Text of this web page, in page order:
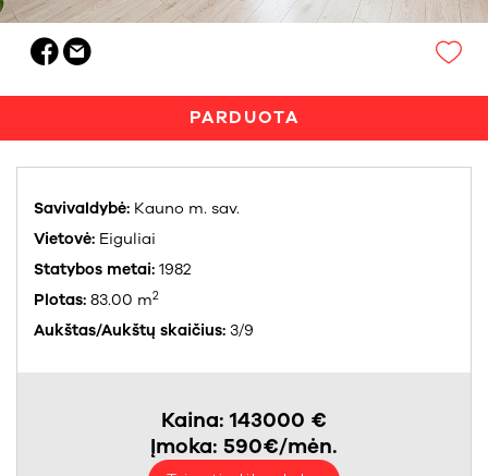
PARDUOTA
Savivaldybė: Kauno m. sav.
Vietovė: Eiguliai
Statybos metai: 1982
Plotas: 83.00 m2
Aukštas/Aukštų skaičius: 3/9
Kaina: 143000 €
Įmoka: 590€/mėn.